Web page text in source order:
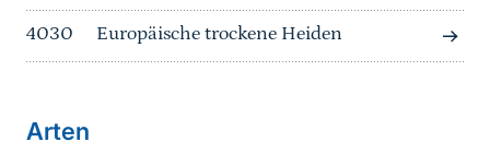
4030 Europäische trockene Heiden
Arten